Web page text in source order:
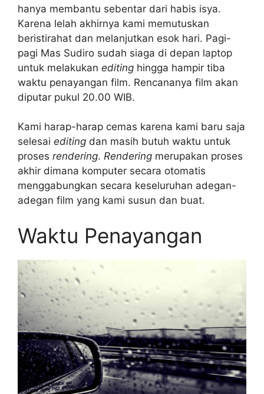
hanya membantu sebentar dari habis isya.
Karena lelah akhirnya kami memutuskan
beristirahat dan melanjutkan esok hari. Pagi-
pagi Mas Sudiro sudah siaga di depan laptop
untuk melakukan editing hingga hampir tiba
waktu penayangan film. Rencananya film akan
diputar pukul 20.00 WIB.
Kami harap-harap cemas karena kami baru saja
selesai editing dan masih butuh waktu untuk
proses rendering. Rendering merupakan proses
akhir dimana komputer secara otomatis
menggabungkan secara keseluruhan adegan-
adegan film yang kami susun dan buat.
Waktu Penayangan